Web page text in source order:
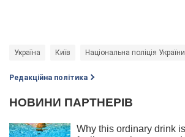
Україна Київ Національна поліція України
Редакційна політика